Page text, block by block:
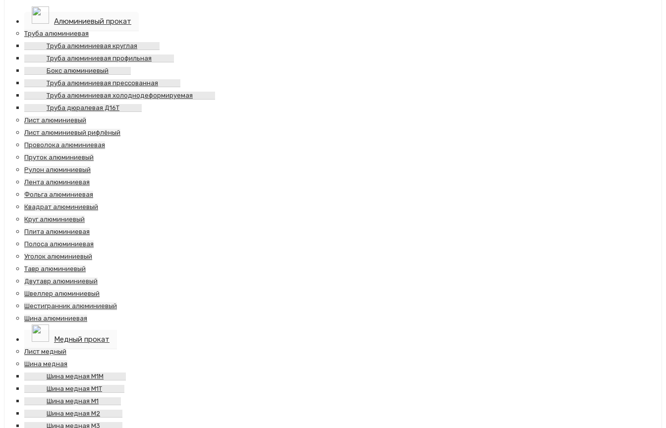
Алюминиевый прокат
Труба алюминиевая
Труба алюминиевая круглая
Труба алюминиевая профильная
Бокс алюминиевый
Труба алюминиевая прессованная
Труба алюминиевая холоднодеформируемая
Труба дюралевая Д16Т
Лист алюминиевый
Лист алюминиевый рифлёный
Проволока алюминиевая
Пруток алюминиевый
Рулон алюминиевый
Лента алюминиевая
Фольга алюминиевая
Квадрат алюминиевый
Круг алюминиевый
Плита алюминиевая
Полоса алюминиевая
Уголок алюминиевый
Тавр алюминиевый
Двутавр алюминиевый
Швеллер алюминиевый
Шестигранник алюминиевый
Шина алюминиевая
Медный прокат
Лист медный
Шина медная
Шина медная М1М
Шина медная М1Т
Шина медная М1
Шина медная М2
Шина медная М3